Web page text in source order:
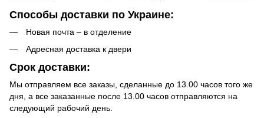
Способы доставки по Украине:
Новая почта – в отделение
Адресная доставка к двери
Срок доставки:
Мы отправляем все заказы, сделанные до 13.00 часов того же
дня, а все заказанные после 13.00 часов отправляются на
следующий рабочий день.